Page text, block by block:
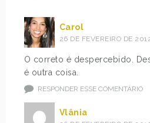
Carol
26 DE FEVEREIRO DE
O correto é despercebido.
é outra coisa.
RESPONDER ESSE COMENTÁRIO
Vlânia